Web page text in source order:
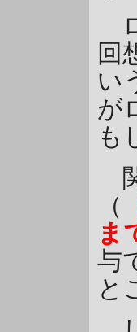
回
い
が
も
（
ま
与
と